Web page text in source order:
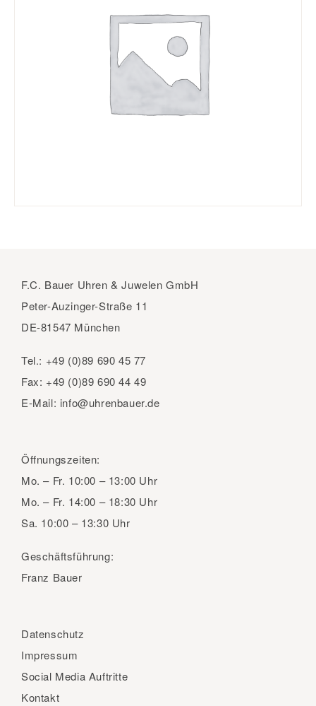
F.C. Bauer Uhren & Juwelen GmbH
Peter-Auzinger-Straße 11
DE-81547 München
Tel.: +49 (0)89 690 45 77
Fax: +49 (0)89 690 44 49
E-Mail: info@uhrenbauer.de
Öffnungszeiten:
Mo. – Fr. 10:00 – 13:00 Uhr
Mo. – Fr. 14:00 – 18:30 Uhr
Sa. 10:00 – 13:30 Uhr
Geschäftsführung:
Franz Bauer
Datenschutz
Impressum
Social Media Auftritte
Kontakt